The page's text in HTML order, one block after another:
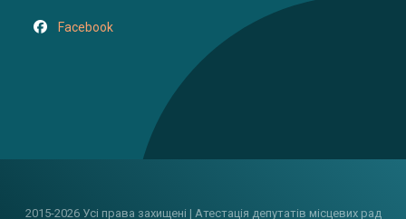
Facebook
2015-2026 Усі права захищені | Атестація депутатів місцевих рад